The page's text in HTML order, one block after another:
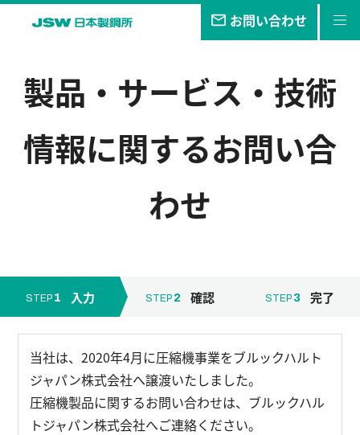
お問い合わせ
事業・製品
技報
採用情報
English お問い合わせ
製品・サービス・技術
情報に関するお問い合
わせ
STEP 1 入力 STEP 2 確認 STEP 3 完了
当社は、2020年4月に圧縮機事業をブルックハルト
ジャパン株式会社へ譲渡いたしました。
圧縮機製品に関するお問い合わせは、ブルックハル
トジャパン株式会社へご連絡ください。